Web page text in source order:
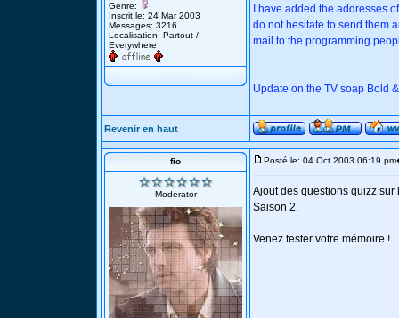
Genre:
Inscrit le: 24 Mar 2003
Messages: 3216
Localisation: Partout /
Everywhere
I have added the addresses
do not hesitate to send them
mail to the programming
Update on the TV soap Bold
Revenir en haut
fio
Moderator
Posté le: 04 Oct 2003 06:19 pm
Ajout des questions quizz
Saison 2.
Venez tester votre mémoire !